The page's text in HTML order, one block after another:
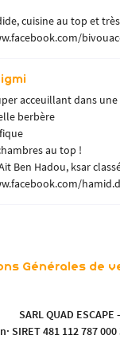
cuisine au top et
acceuillant dans
berbère
au top !
Ben Hadou, ksar
Générales de
ESCAPE -
n· SIRET 481 112 787 000